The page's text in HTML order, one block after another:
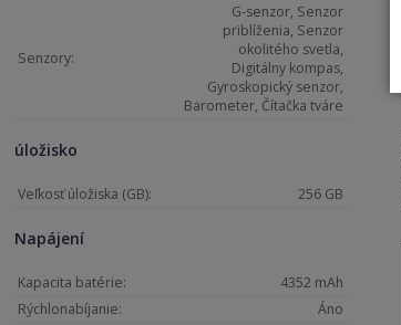
Senzory:
G-senzor, Senzor
priblíženia, Senzor
okolitého svetla,
Digitálny kompas,
Gyroskopický senzor,
Barometer, Čítačka tváre
úložisko
Veľkosť úložiska (GB): 256 GB
Napájení
Kapacita batérie:
4352 mAh
Rýchlonabíjanie:
Áno